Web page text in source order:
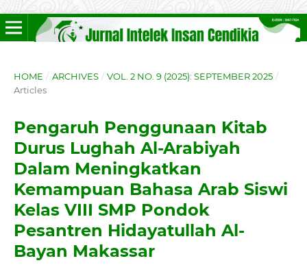
HOME / ARCHIVES / VOL. 2 NO. 9 (2025): SEPTEMBER 2025 /
Articles
Pengaruh Penggunaan Kitab
Durus Lughah Al-Arabiyah
Dalam Meningkatkan
Kemampuan Bahasa Arab Siswi
Kelas VIII SMP Pondok
Pesantren Hidayatullah Al-
Bayan Makassar